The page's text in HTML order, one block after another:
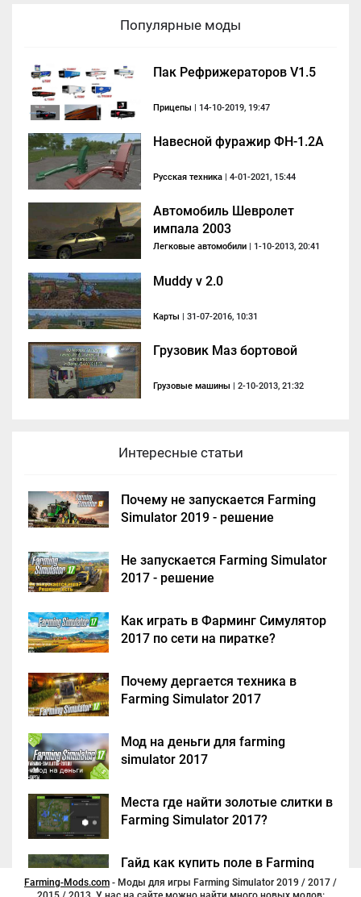
Популярные моды
Пак Рефрижераторов V1.5
Прицепы | 14-10-2019, 19:47
Навесной фуражир ФН-1.2А
Русская техника | 4-01-2021, 15:44
Автомобиль Шевролет
импала 2003
Легковые автомобили | 1-10-2013, 20:41
Muddy v 2.0
Карты | 31-07-2016, 10:31
Грузовик Маз бортовой
Грузовые машины | 2-10-2013, 21:32
Интересные статьи
Почему не запускается Farming
Simulator 2019 - решение
Не запускается Farming Simulator
2017 - решение
Как играть в Фарминг Симулятор
2017 по сети на пиратке?
Почему дергается техника в
Farming Simulator 2017
Мод на деньги для farming
simulator 2017
Места где найти золотые слитки в
Farming Simulator 2017?
Гайд как купить поле в Farming
Simulator 2017
Farming-Mods.com